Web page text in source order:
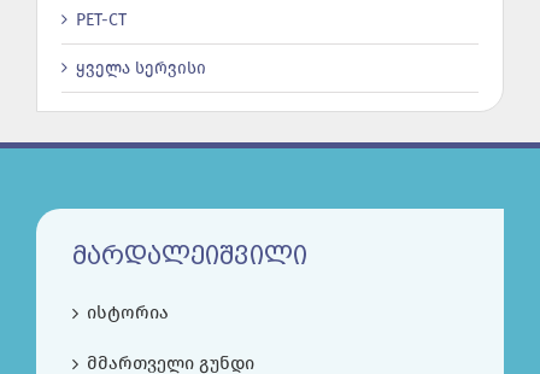
PET-CT
ყველა სერვისი
ᲛᲐᲠᲓᲐᲚᲔᲘᲨᲕᲘᲚᲘ
ისტორია
მმართველი გუნდი